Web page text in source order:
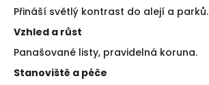
Přináší světlý kontrast do alejí a parků.
Vzhled a růst
Panašované listy, pravidelná koruna.
Stanoviště a péče